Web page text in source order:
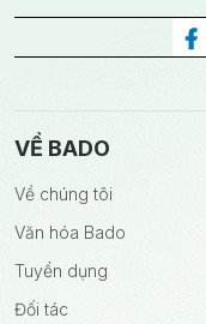
VỀ BADO
Về chúng tôi
Văn hóa Bado
Tuyển dụng
Đối tác